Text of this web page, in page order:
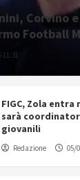
Corvino e
Football
11:31
FIGC, Zola
sarà
giovanili
Redazione 05/